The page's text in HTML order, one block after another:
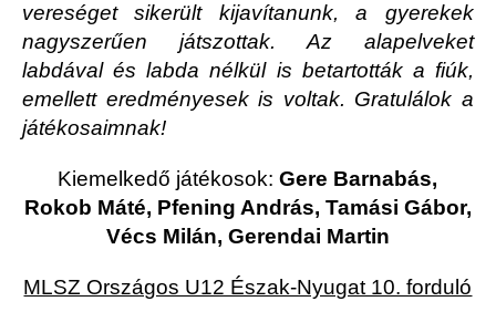
vereséget sikerült kijavítanunk, a gyerekek
nagyszerűen játszottak. Az alapelveket
labdával és labda nélkül is betartották a fiúk,
emellett eredményesek is voltak. Gratulálok a
játékosaimnak!
Kiemelkedő játékosok:Gere Barnabás,
Rokob Máté, Pfening András, Tamási Gábor,
Vécs Milán, Gerendai Martin
MLSZ Országos U12 Észak-Nyugat 10. forduló